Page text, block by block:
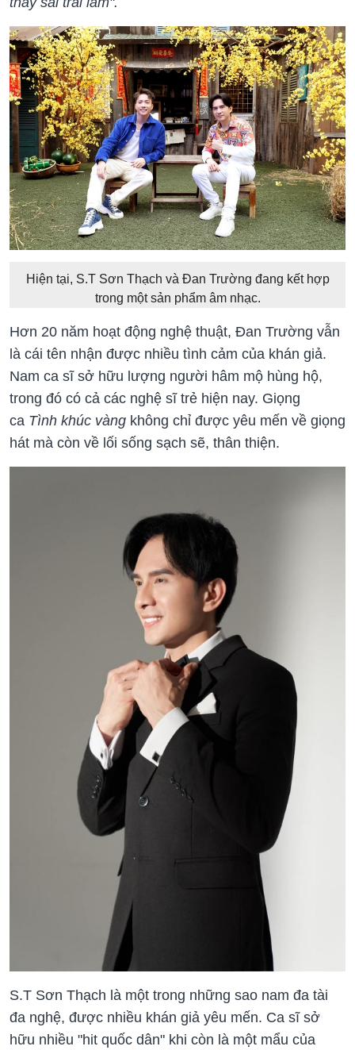
Hiện tại, S.T Sơn Thạch và Đan Trường đang kết hợp
trong một sản phẩm âm nhạc.
Hơn 20 năm hoạt động nghệ thuật, Đan Trường vẫn
là cái tên nhận được nhiều tình cảm của khán giả.
Nam ca sĩ sở hữu lượng người hâm mộ hùng hộ,
trong đó có cả các nghệ sĩ trẻ hiện nay. Giọng
ca Tình khúc vàng không chỉ được yêu mến về giọng
hát mà còn về lối sống sạch sẽ, thân thiện.
S.T Sơn Thạch là một trong những sao nam đa tài
đa nghệ, được nhiều khán giả yêu mến. Ca sĩ sở
hữu nhiều "hit quốc dân" khi còn là một mẩu của